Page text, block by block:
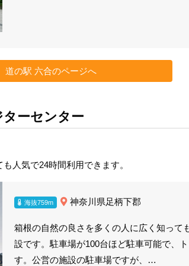
道の駅 六合のページへ
ターセンター
人気で24時間利用できます。
海抜759m 神奈川県足柄下郡
箱根の自然の良さを多くの人に広く知って
設です。駐車場が100台ほど駐車可能で、
す。公営の施設の駐車場ですが、…